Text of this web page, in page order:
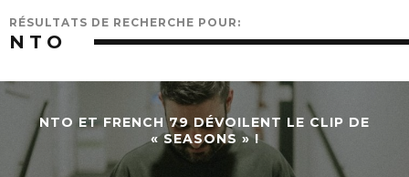
RÉSULTATS DE RECHERCHE POUR:
NTO
NTO ET FRENCH 79 DÉVOILENT LE CLIP DE
« SEASONS » !